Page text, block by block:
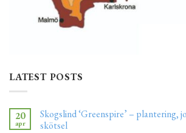
LATEST POSTS
20
apr
Skogslind ‘Greenspire’ – plantering,
skötsel